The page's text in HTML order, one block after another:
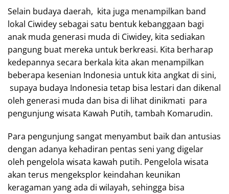
Selain budaya daerah, kita juga menampilkan band
lokal Ciwidey sebagai satu bentuk kebanggaan bagi
anak muda generasi muda di Ciwidey, kita sediakan
pangung buat mereka untuk berkreasi. Kita berharap
kedepannya secara berkala kita akan menampilkan
beberapa kesenian Indonesia untuk kita angkat di sini,
supaya budaya Indonesia tetap bisa lestari dan dikenal
oleh generasi muda dan bisa di lihat dinikmati para
pengunjung wisata Kawah Putih, tambah Komarudin.
Para pengunjung sangat menyambut baik dan antusias
dengan adanya kehadiran pentas seni yang digelar
oleh pengelola wisata kawah putih. Pengelola wisata
akan terus mengeksplor keindahan keunikan
keragaman yang ada di wilayah, sehingga bisa